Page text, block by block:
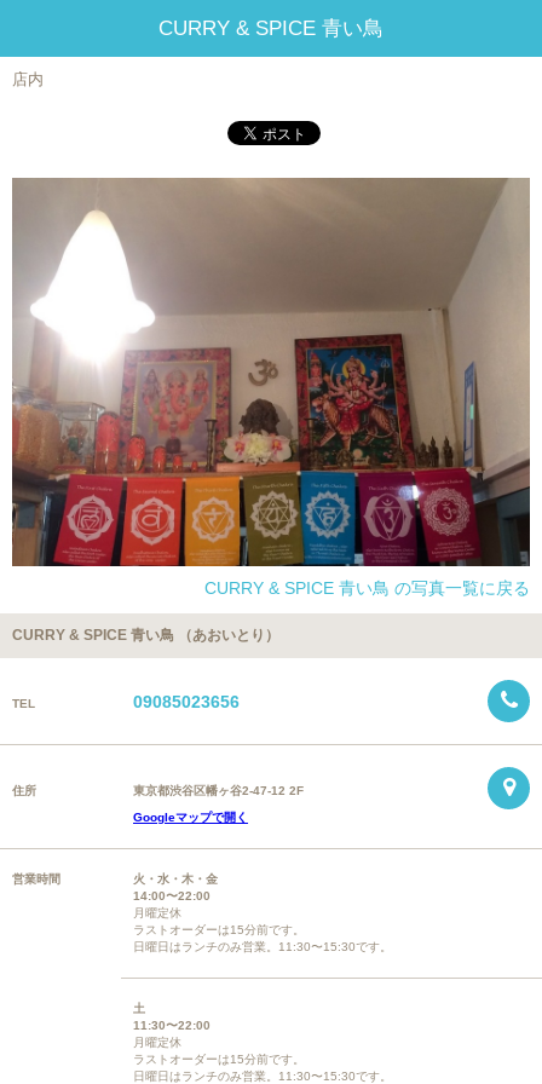
CURRY & SPICE 青い鳥
店内
CURRY & SPICE 青い鳥 の写真一覧に戻る
CURRY & SPICE 青い鳥 （あおいとり）
TEL 09085023656
住所
東京都渋谷区幡ヶ谷2-47-12 2F
Googleマップで開く
営業時間
火・水・木・金
14:00〜22:00
月曜定休
ラストオーダーは15分前です。
日曜日はランチのみ営業。11:30〜15:30です。
土
11:30〜22:00
月曜定休
ラストオーダーは15分前です。
日曜日はランチのみ営業。11:30〜15:30です。